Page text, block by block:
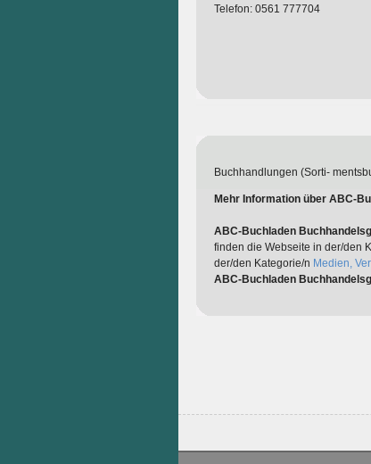
Telefon: 0561 777704
Buchhandlungen (Sorti-
Mehr Information über ABC-
ABC-Buchladen
finden die Webseite in der/den
der/den Kategorie/n Medien,
ABC-Buchladen